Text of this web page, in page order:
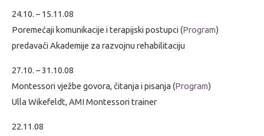
24.10. – 15.11.08
Poremećaji komunikacije i terapijski postupci(Program)
predavači Akademije za razvojnu rehabilitaciju
27.10. – 31.10.08
Montessori vježbe govora, čitanja i pisanja (Program)
Ulla Wikefeldt, AMI Montessori trainer
22.11.08